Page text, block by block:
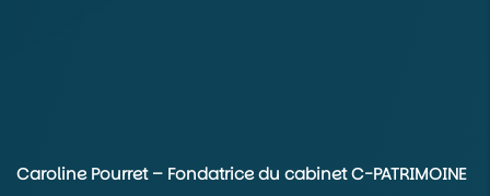
Caroline Pourret – Fondatrice du cabinet C-PATRIMOINE